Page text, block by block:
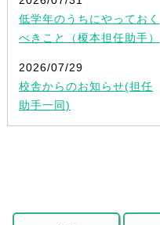
低学年のうちにやっておく
べきこと（榎本担任助手）
2026/07/29
校舎からのお知らせ(担任
助手一同)